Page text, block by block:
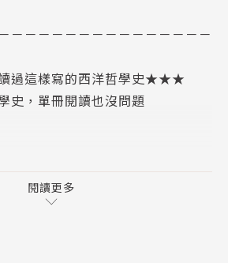
－－－－－－－－－－－－－－－
過這樣寫的西洋哲學史★★★
史，單冊閱讀也沒問題
在全球銷量皆逾百萬冊，並長踞排
在卷二從古代哲學進入近代哲學。
閱讀更多